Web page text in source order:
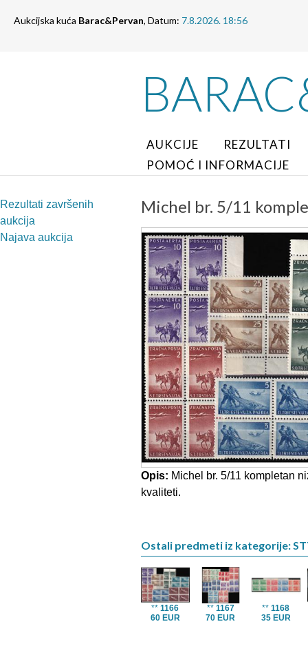
Aukcijska kuća Barac&Pervan, Datum: 7.8.2026. 18:56
AUKCIJE
REZULTATI
POMOĆ I INFORMACIJE
Rezultati završenih
aukcija
Najava aukcija
Michel br. 5/11
Opis: Michel br. 5/11 kompletan
kvaliteti.
Ostali predmeti iz kategorije:
**1166
60 EUR
** 1167
70 EUR
**1168
35 EUR